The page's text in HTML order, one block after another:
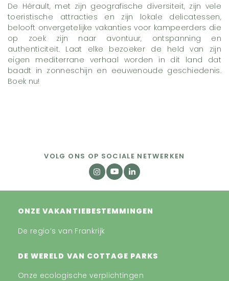
De Hérault, met zijn geografische diversiteit, zijn vele
toeristische attracties en zijn lokale delicatessen,
belooft onvergetelijke vakanties voor kampeerders die
op zoek zijn naar avontuur, ontspanning en
authenticiteit. Laat elke bezoeker de held van zijn
eigen mediterrane verhaal worden in dit land dat
baadt in zonneschijn en eeuwenoude geschiedenis.
Boek nu!
VOLG ONS OP SOCIALE NETWERKEN
ONZE VAKANTIEBESTEMMINGEN
De regio’s van Frankrijk
DE WERELD VAN COTTAGE PARKS
Onze ecologische verplichtingen